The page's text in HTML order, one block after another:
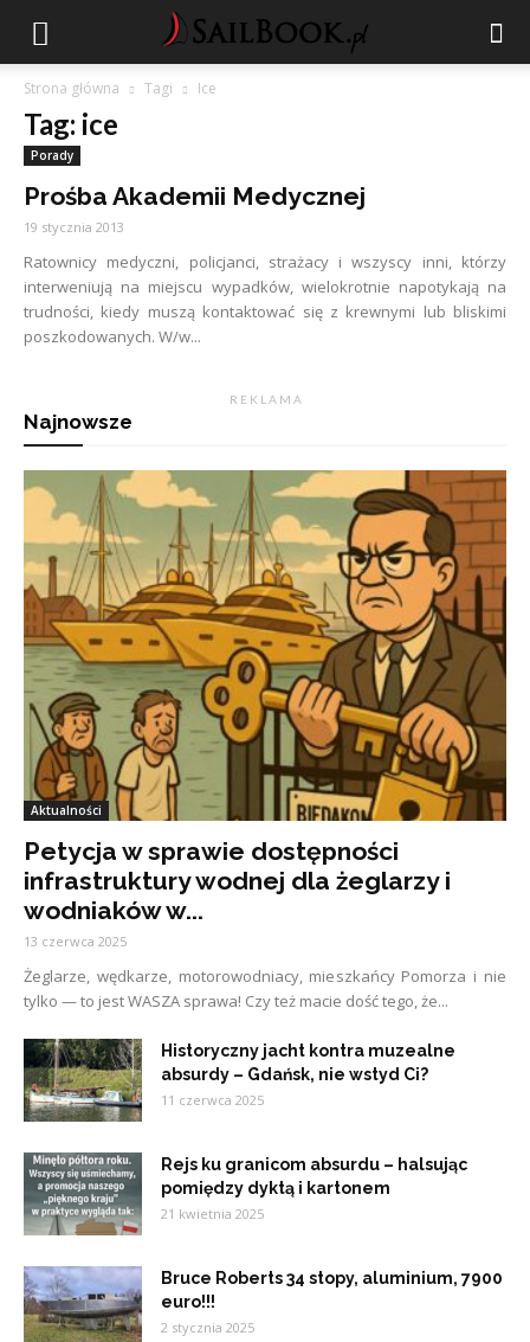
Strona główna Tagi Ice
Tag: ice
Porady
Prośba Akademii Medycznej
19 stycznia 2013
Ratownicy medyczni, policjanci, strażacy i wszyscy inni, którzy
interweniują na miejscu wypadków, wielokrotnie napotykają na
trudności, kiedy muszą kontaktować się z krewnymi lub bliskimi
poszkodowanych. W/w...
R E K L A M A
Najnowsze
Aktualności
Petycja w sprawie dostępności
infrastruktury wodnej dla żeglarzy i
wodniaków w...
13 czerwca 2025
Żeglarze, wędkarze, motorowodniacy, mieszkańcy Pomorza i nie
tylko — to jest WASZA sprawa! Czy też macie dość tego, że...
Historyczny jacht kontra muzealne
absurdy – Gdańsk, nie wstyd Ci?
11 czerwca 2025
Rejs ku granicom absurdu – halsując
pomiędzy dyktą i kartonem
21 kwietnia 2025
Bruce Roberts 34 stopy, aluminium, 7900
euro!!!
2 stycznia 2025